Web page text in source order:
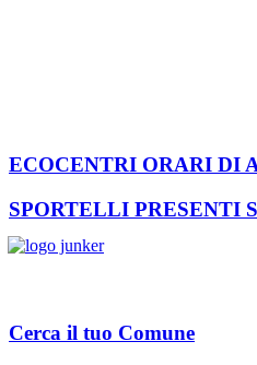
ECOCENTRI ORARI DI
SPORTELLI PRESENTI
Cerca il tuo Comune